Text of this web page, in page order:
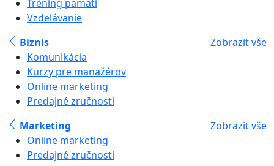
Tréning pamäti
Vzdelávanie
Biznis
Zobrazit vše
Komunikácia
Kurzy pre manažérov
Online marketing
Predajné zručnosti
Marketing
Zobrazit vše
Online marketing
Predajné zručnosti